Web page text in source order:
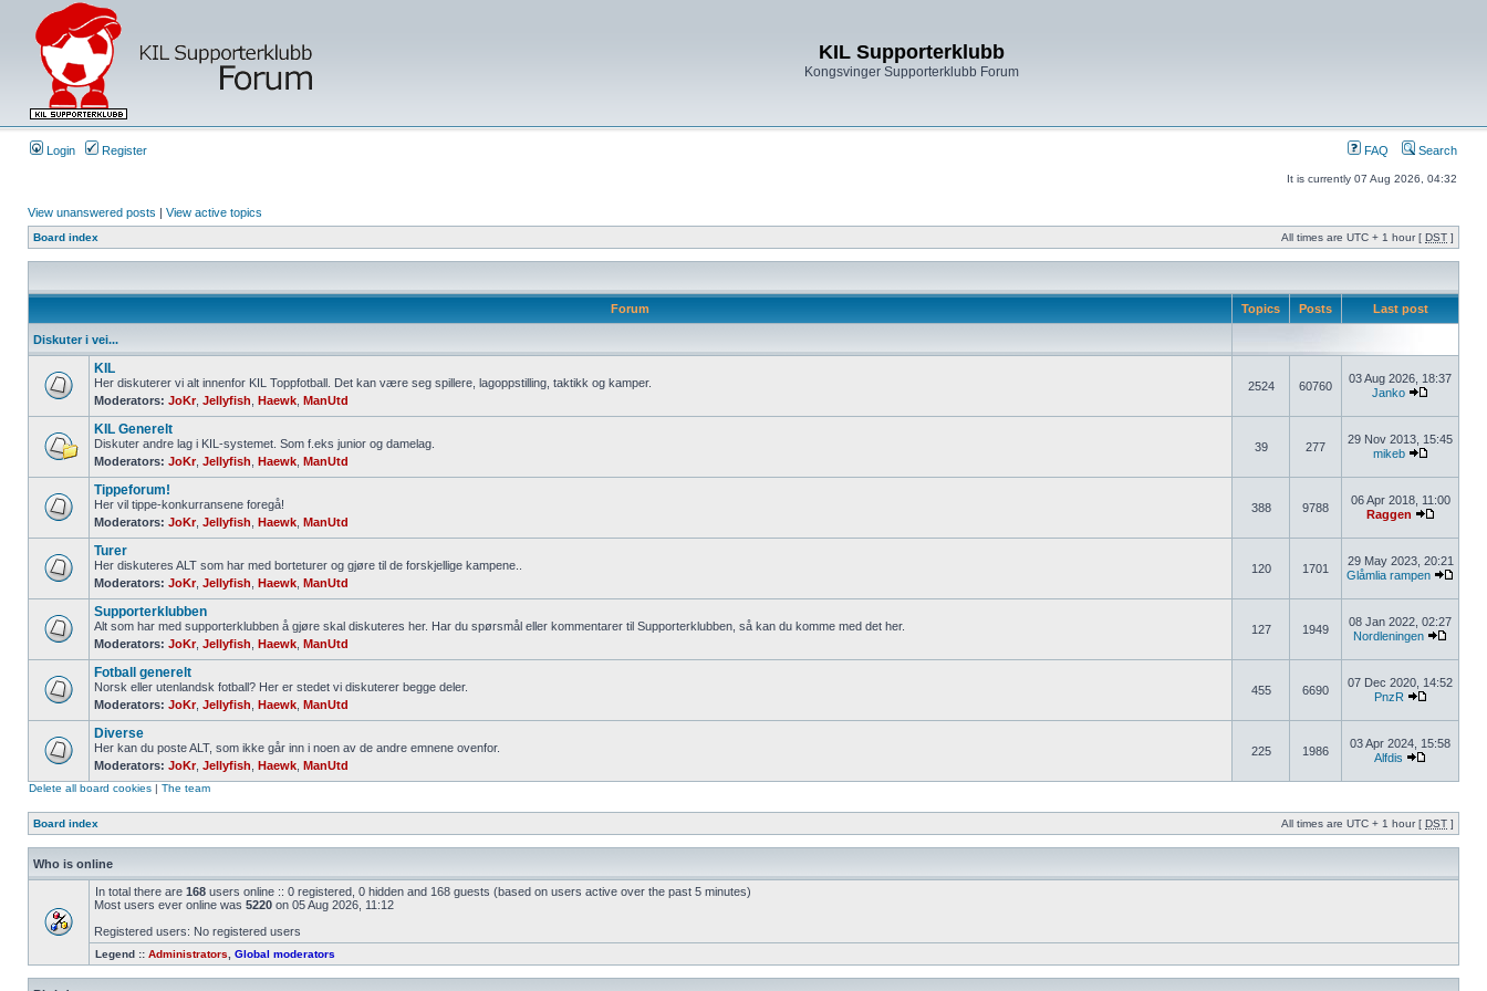
KIL Supporterklubb
Kongsvinger Supporterklubb Forum
Login Register FAQ Search
It is currently 07 Aug 2026, 04:32
View unanswered posts | View active topics
Board index All times are UTC + 1 hour [ DST ]
Forum Topics Posts Last post
Diskuter i vei...
KIL
Her diskuterer vi alt innenfor KIL Toppfotball. Det kan være seg spillere, lagoppstilling, taktikk og kamper.
Moderators: JoKr, Jellyfish Haewk ManUtd
2524 60760
03 Aug 2026, 18:37
Janko
KIL Generelt
Diskuter andre lag i KIL-systemet. Som f.eks junior og damelag.
Moderators: JoKr, Jellyfish Haewk ManUtd
39 277
29 Nov 2013, 15:45
mikeb
Tippeforum!
Her vil tippe-konkurransene foregå!
Moderators: JoKr, Jellyfish Haewk ManUtd
388 9788
06 Apr 2018, 11:00
Raggen
Turer
Her diskuteres ALT som har med borteturer og gjøre til de forskjellige kampene..
Moderators: JoKr, Jellyfish Haewk ManUtd
120 1701
29 May 2023, 20:21
Glåmlia rampen
Supporterklubben
Alt som har med supporterklubben å gjøre skal diskuteres her. Har du spørsmål eller kommentarer til Supporterklubben, så kan du komme med det her.
Moderators: JoKr, Jellyfish Haewk ManUtd
127 1949
08 Jan 2022, 02:27
Nordleningen
Fotball generelt
Norsk eller utenlandsk fotball? Her er stedet vi diskuterer begge deler.
Moderators: JoKr, Jellyfish Haewk ManUtd
455 6690
07 Dec 2020, 14:52
PnzR
Diverse
Her kan du poste ALT, som ikke går inn i noen av de andre emnene ovenfor.
Moderators: JoKr, Jellyfish Haewk ManUtd
225 1986
03 Apr 2024, 15:58
Alfdis
Delete all board cookies | The team
Board index All times are UTC + 1 hour [ DST ]
Who is online
In total there are 168 users online :: 0 registered, 0 hidden and 168 guests (based on users active over the past 5 minutes)
Most users ever online was 5220 on 05 Aug 2026, 11:12
Registered users: No registered users
Legend :: Administrators Global moderators